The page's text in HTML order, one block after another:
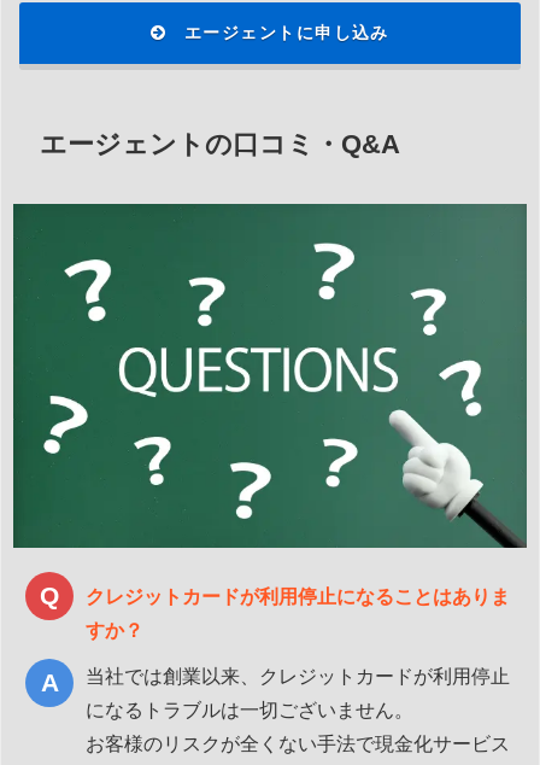
エージェントに申し込み
エージェントの口コミ・Q&A
クレジットカードが利用停止になることはありま
すか？
当社では創業以来、クレジットカードが利用停止
になるトラブルは一切ございません。
お客様のリスクが全くない手法で現金化サービス